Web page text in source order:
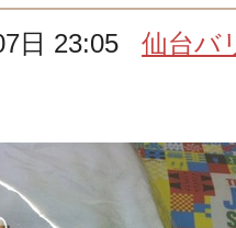
日 23:05仙台バ